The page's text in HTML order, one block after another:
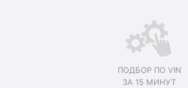
ПОДБОР ПО VIN
ЗА 15 МИНУТ